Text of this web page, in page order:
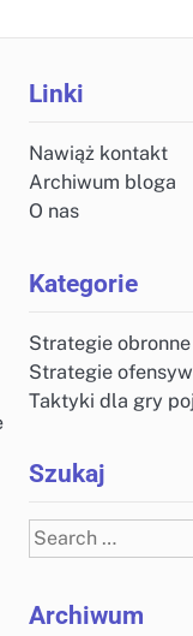
Linki
Nawiąż kontakt
Archiwum bloga
O nas
Kategorie
Strategie
Strategie
Taktyki dla gry
Szukaj
Search
for:
Archiwum